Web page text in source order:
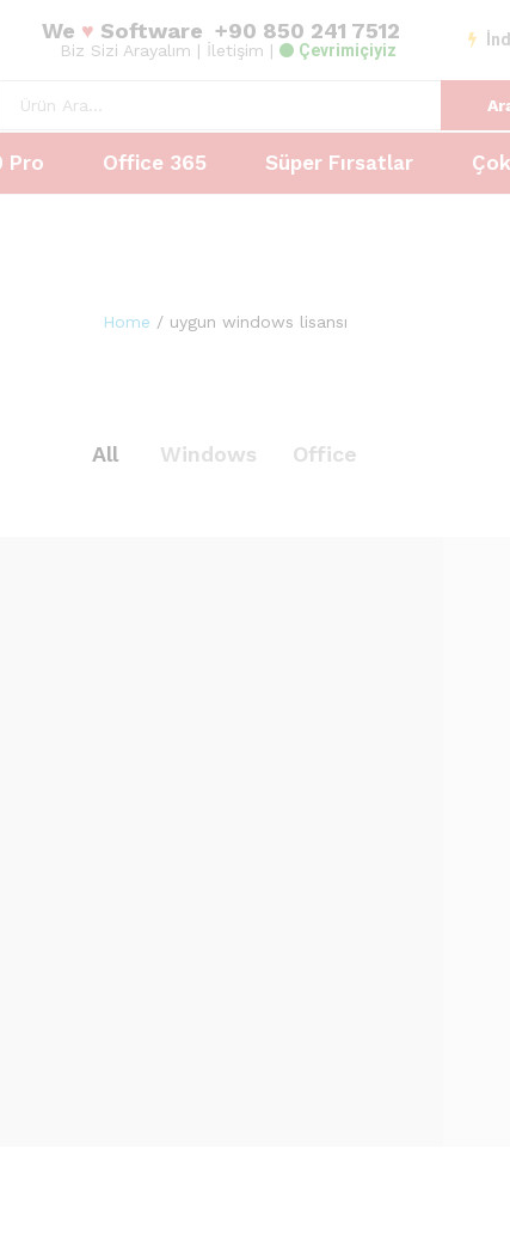
We ♥ Software +90 850 241 7512
Biz Sizi Arayalım | İletişim | Çevrimiçiyiz
Pro Office 365 Süper Fırsatlar
Home / uygun windows lisansı
All Windows Office